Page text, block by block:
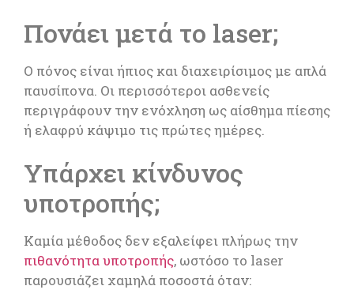
Πονάει μετά το laser;
Ο πόνος είναι ήπιος και διαχειρίσιμος με απλά
παυσίπονα. Οι περισσότεροι ασθενείς
περιγράφουν την ενόχληση ως αίσθημα πίεσης
ή ελαφρύ κάψιμο τις πρώτες ημέρες.
Υπάρχει κίνδυνος
υποτροπής;
Καμία μέθοδος δεν εξαλείφει πλήρως την
πιθανότητα υποτροπής, ωστόσο το laser
παρουσιάζει χαμηλά ποσοστά όταν: